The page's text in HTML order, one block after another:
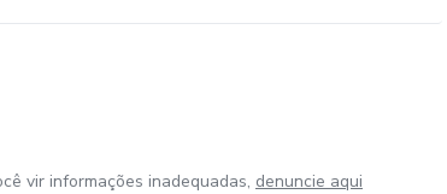
vir informações inadequadas, denuncie aqui